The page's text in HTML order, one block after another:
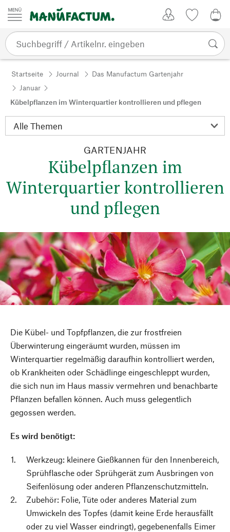
Zum Inhalt springen
Startseite Journal
Das Manufactum Gartenjahr
Januar
Kübelpflanzen im Winterquartier kontrollieren und pflegen
GARTENJAHR
Kübelpflanzen im
Winterquartier kontrollieren
und pflegen
Die Kübel- und Topfpflanzen, die zur frostfreien
Überwinterung eingeräumt wurden, müssen im
Winterquartier regelmäßig daraufhin kontrolliert werden,
ob Krankheiten oder Schädlinge eingeschleppt wurden,
die sich nun im Haus massiv vermehren und benachbarte
Pflanzen befallen können. Auch muss gelegentlich
gegossen werden.
Es wird benötigt:
Werkzeug: kleinere Gießkannen für den Innenbereich,
Sprühflasche oder Sprühgerät zum Ausbringen von
Seifenlösung oder anderen Pflanzenschutzmitteln.
Zubehör: Folie, Tüte oder anderes Material zum
Umwickeln des Topfes (damit keine Erde herausfällt
oder zu viel Wasser eindringt), gegebenenfalls Eimer